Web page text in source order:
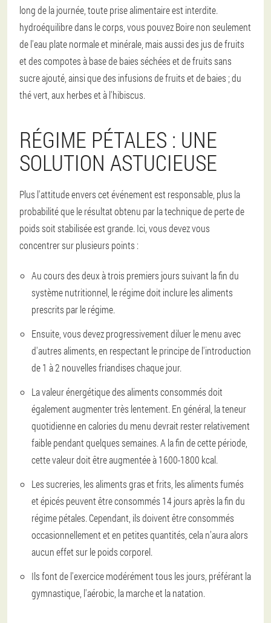
long de la journée, toute prise alimentaire est interdite.
hydroéquilibre dans le corps, vous pouvez Boire non seulement
de l'eau plate normale et minérale, mais aussi des jus de fruits
et des compotes à base de baies séchées et de fruits sans
sucre ajouté, ainsi que des infusions de fruits et de baies ; du
thé vert, aux herbes et à l'hibiscus.
RÉGIME PÉTALES : UNE
SOLUTION ASTUCIEUSE
Plus l'attitude envers cet événement est responsable, plus la
probabilité que le résultat obtenu par la technique de perte de
poids soit stabilisée est grande. Ici, vous devez vous
concentrer sur plusieurs points :
Au cours des deux à trois premiers jours suivant la fin du
système nutritionnel, le régime doit inclure les aliments
prescrits par le régime.
Ensuite, vous devez progressivement diluer le menu avec
d'autres aliments, en respectant le principe de l'introduction
de 1 à 2 nouvelles friandises chaque jour.
La valeur énergétique des aliments consommés doit
également augmenter très lentement. En général, la teneur
quotidienne en calories du menu devrait rester relativement
faible pendant quelques semaines. A la fin de cette période,
cette valeur doit être augmentée à 1600-1800 kcal.
Les sucreries, les aliments gras et frits, les aliments fumés
et épicés peuvent être consommés 14 jours après la fin du
régime pétales. Cependant, ils doivent être consommés
occasionnellement et en petites quantités, cela n’aura alors
aucun effet sur le poids corporel.
Ils font de l'exercice modérément tous les jours, préférant la
gymnastique, l'aérobic, la marche et la natation.